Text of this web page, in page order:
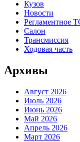
Кузов
Новости
Регламентное
Салон
Трансмиссия
Ходовая часть
Архивы
Август 2026
Июль 2026
Июнь 2026
Май 2026
Апрель 2026
Март 2026